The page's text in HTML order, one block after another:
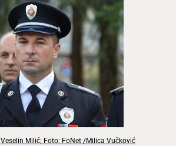
Veselin Milić; Foto: FoNet /Milica Vučković